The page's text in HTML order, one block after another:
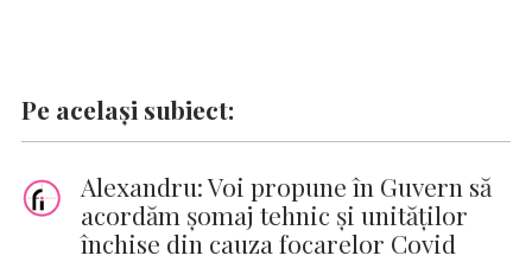
Pe același subiect:
Alexandru: Voi propune în Guvern să
acordăm şomaj tehnic şi unităţilor
închise din cauza focarelor Covid